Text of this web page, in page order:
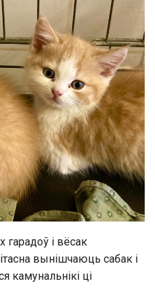
гарадоў і вёсак
вынішчаюць сабак і
камунальнікі ці